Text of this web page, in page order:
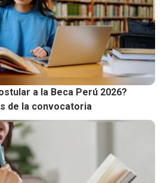
a la Beca Perú 2026?
de la convocatoria